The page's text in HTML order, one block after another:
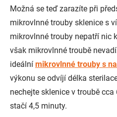
Možná se teď zarazíte při
mikrovlnné trouby sklenice s
mikrovlnné trouby nepatří nic
však mikrovlnné troubě
ideální mikrovlnné trouby s
výkonu se odvíjí délka
nechejte sklenice v troubě
stačí 4,5 minuty.